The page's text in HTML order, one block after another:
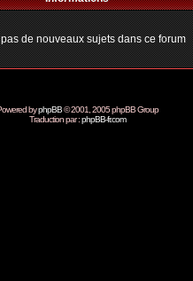
de nouveaux sujets dans ce forum
byphpBB© 2001, 2005 phpBB Group
Traduction par :phpBB-fr.com